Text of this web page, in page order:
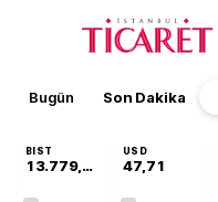
Bugün Son Dakika
BIST
13.779,39
USD
47,71